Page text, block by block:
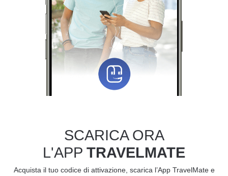
SCARICA ORA
L'APP TRAVELMATE
Acquista il tuo codice di attivazione, scarica l’App TravelMate e